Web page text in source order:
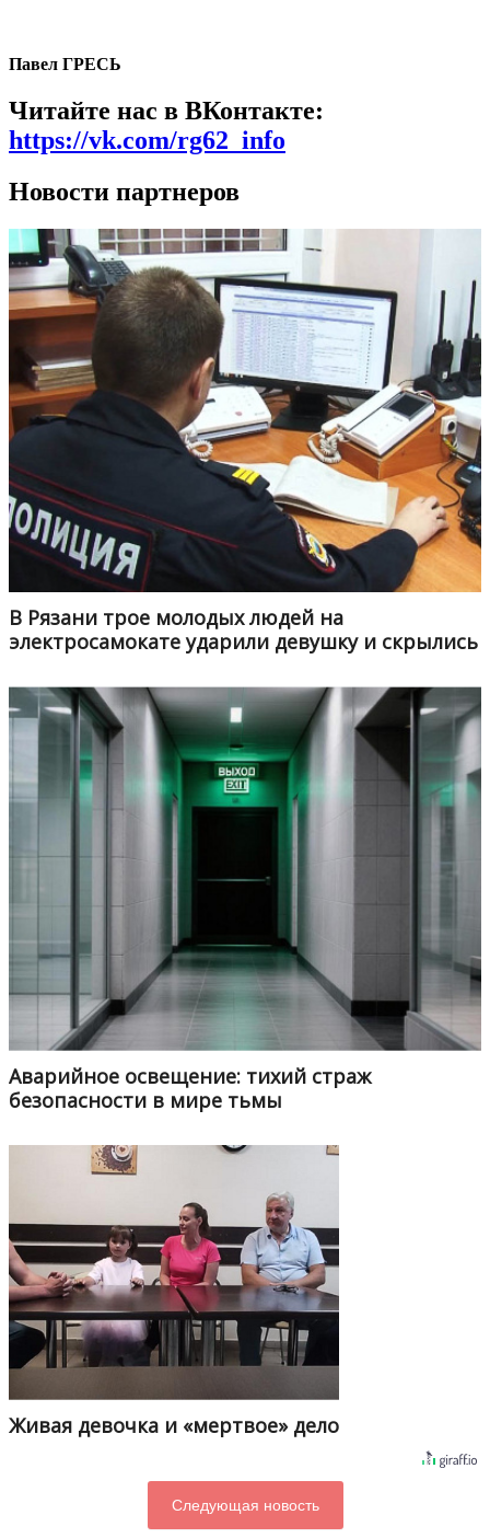
Павел ГРЕСЬ
Читайте нас в ВКонтакте:
https://vk.com/rg62_info
Новости партнеров
В Рязани трое молодых людей на
электросамокате ударили девушку и скрылись
Аварийное освещение: тихий страж
безопасности в мире тьмы
Живая девочка и «мертвое» дело
Следующая новость